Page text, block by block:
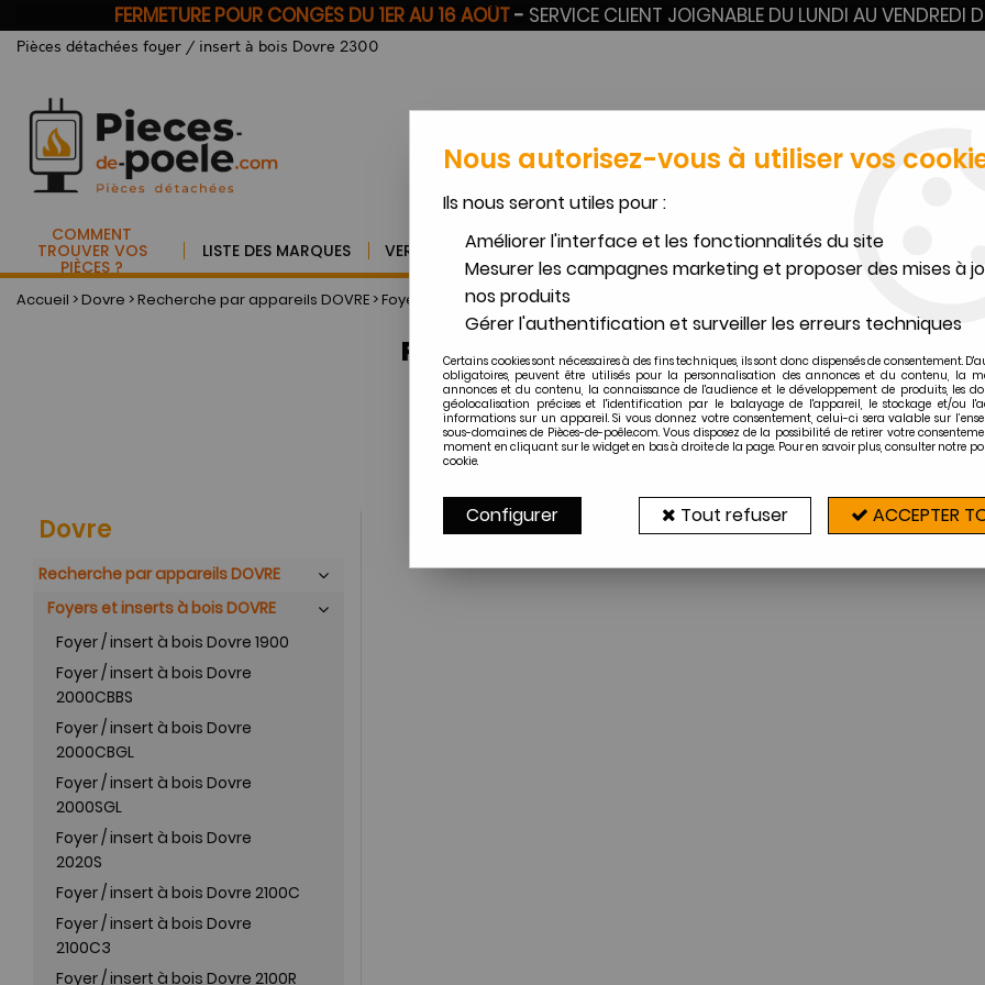
FERMETURE POUR CONGÉS DU 1ER AU 16 AOÛT- SERVICE CLIENT JOIGNABLE DU LUNDI AU VENDREDI
Pièces détachées foyer / insert à bois Dovre 2300
COMMENT
TROUVER VOS
PIÈCES ?
LISTE DES MARQUES VERRE VITROCERAM VERMICULITE SUR BOUGIES POÊLES À
Accueil >Dovre >Recherche par appareils DOVRE >Foyers et inserts à bois DOVRE
Pièces détachées foyer / insert à bois
Dovre
Recherche par appareils DOVRE
Foyers et inserts à bois DOVRE
Foyer / insert à bois Dovre 1900
Foyer / insert à bois Dovre
2000CBBS
Foyer / insert à bois Dovre
2000CBGL
Foyer / insert à bois Dovre
2000SGL
Foyer / insert à bois Dovre
2020S
Foyer / insert à bois Dovre 2100C
Foyer / insert à bois Dovre
2100C3
Foyer / insert à bois Dovre 2100R
Aucune
Nous autorisez-vous à utiliser vos
Ils nous seront utiles pour :
Améliorer l'interface et les fonctionnalités du site
Mesurer les campagnes marketing et proposer des mises à
nos produits
Gérer l'authentification et surveiller les erreurs techniques
Certains cookies sont nécessaires à des fins techniques, ils sont donc dispensés de consentement.
obligatoires, peuvent être utilisés pour la personnalisation des annonces et du contenu, la
annonces et du contenu, la connaissance de l'audience et le développement de produits, les
géolocalisation précises et l'identification par le balayage de l'appareil, le stockage et/ou
informations sur un appareil. Si vous donnez votre consentement, celui-ci sera valable sur
sous-domaines de Pièces-de-poêle.com. Vous disposez de la possibilité de retirer votre
moment en cliquant sur le widget en bas à droite de la page. Pour en savoir plus, consulter notre
cookie.
Configurer Tout refuser ACCEPTER